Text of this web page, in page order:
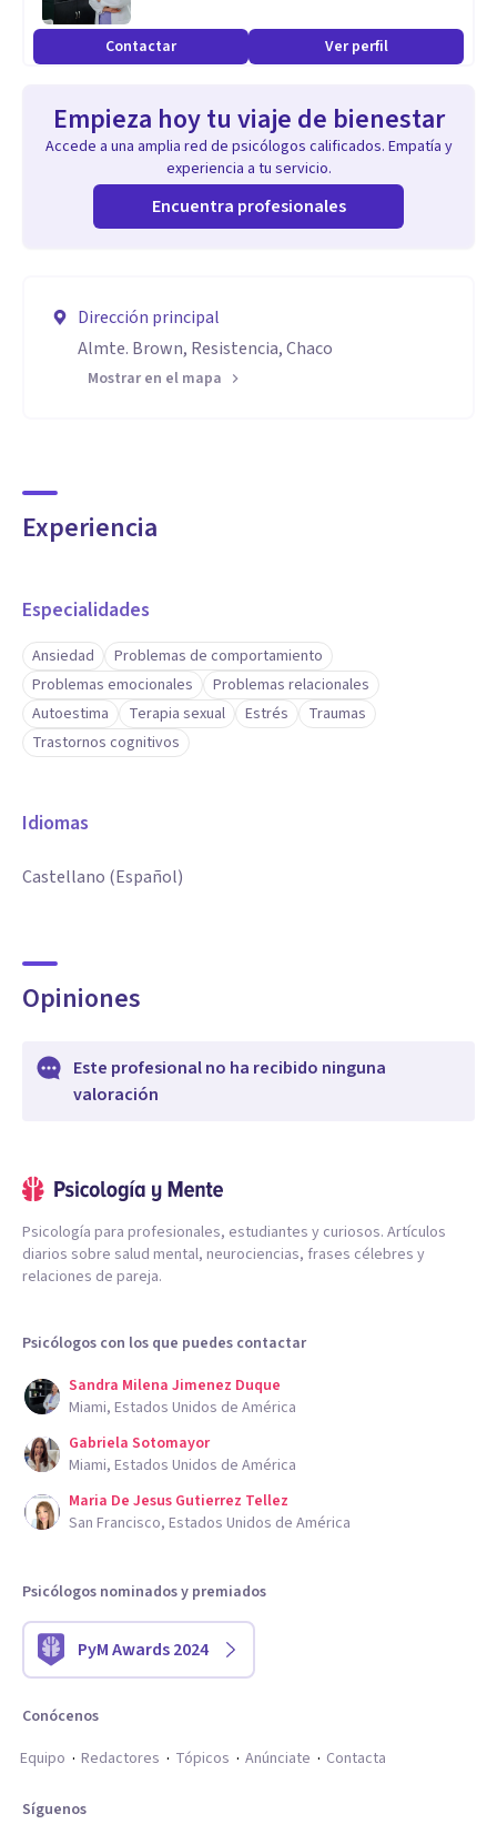
Contactar Ver perfil
Empieza hoy tu viaje de bienestar
Accede a una amplia red de psicólogos calificados. Empatía y
experiencia a tu servicio.
Encuentra profesionales
Dirección principal
Almte. Brown, Resistencia, Chaco
Mostrar en el mapa
Experiencia
Especialidades
Ansiedad
Problemas de comportamiento
Problemas emocionales
Problemas relacionales
Autoestima
Terapia sexual Estrés
Traumas
Trastornos cognitivos
Idiomas
Castellano (Español)
Opiniones
Este profesional no ha recibido ninguna
valoración
Psicología para profesionales, estudiantes y curiosos. Artículos
diarios sobre salud mental, neurociencias, frases célebres y
relaciones de pareja.
Psicólogos con los que puedes contactar
Sandra Milena Jimenez Duque
Miami, Estados Unidos de América
Gabriela Sotomayor
Miami, Estados Unidos de América
Maria De Jesus Gutierrez Tellez
San Francisco, Estados Unidos de América
Psicólogos nominados y premiados
PyM Awards 2024
Conócenos
Equipo
Redactores Tópicos Anúnciate Contacta
Síguenos